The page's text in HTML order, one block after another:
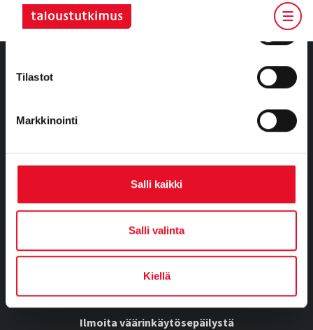
Tilastot
Markkinointi
Salli kaikki
Salli valinta
Kiellä
Tietosuoja
Ajankohtaista
Ilmoita väärinkäytösepäilystä